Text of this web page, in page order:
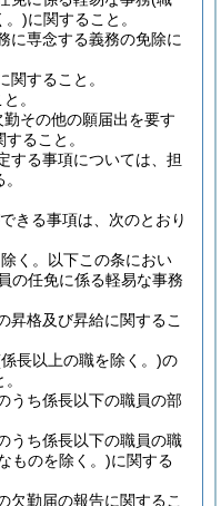
。)に関すること。
に専念する義務の免除に
関すること。
。
その他の願届出を要す
ること。
する事項については、担
きる事項は、次のとおり
く。以下この条におい
の任免に係る軽易な事務
昇格及び昇給に関するこ
長以上の職を除く。)の
うち係長以下の職員の部
うち係長以下の職員の職
ものを除く。)に関する
欠勤届の報告に関するこ